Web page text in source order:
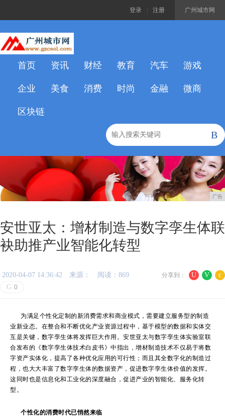
广州城市网
登录 注册
首页 资讯 财经 教育 汽车 游戏
企业 美食 消费 时尚 金融 微商
区块链
B
广告
安世亚太：增材制造与数字孪生体联
袂助推产业智能化转型
U V c
分享到：
2020-04-07 14:36:42 来源：
阅读：869
G 0
为满足个性化定制的新消费需求和商业模式，需要建立服务型的制造
业新业态。在整合和不断优化产业资源过程中，基于模型的数据和实体交
互是关键，数字孪生体将发挥巨大作用。安世亚太与数字孪生体实验室联
合发布的《数字孪生体技术白皮书》中指出，增材制造技术不仅易于将数
字资产实体化，提高了各种优化应用的可行性；而且其全数字化的制造过
程，也大大丰富了数字孪生体的数据资产，促进数字孪生体价值的发挥。
这同时也是信息化和工业化的深度融合，促进产业的智能化、服务化转
型。
个性化的消费时代已悄然来临